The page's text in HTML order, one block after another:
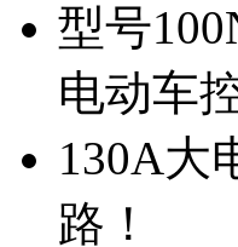
型号
电动车
130A大
路！